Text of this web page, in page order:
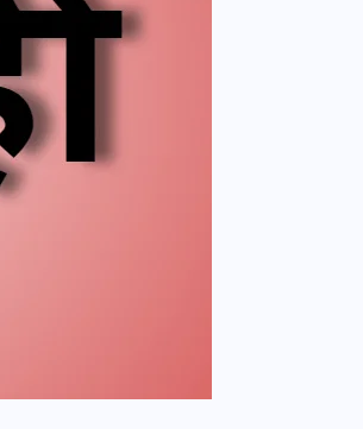
पुनरीक्षण कार्यक्रम में
देखें नई तारीखों की